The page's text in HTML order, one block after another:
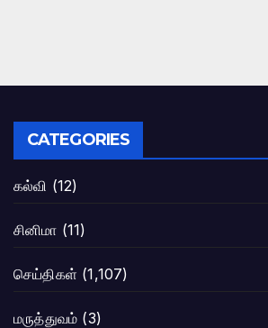
CATEGORIES
கல்வி (12)
சினிமா (11)
செய்திகள் (1,107)
மருத்துவம் (3)